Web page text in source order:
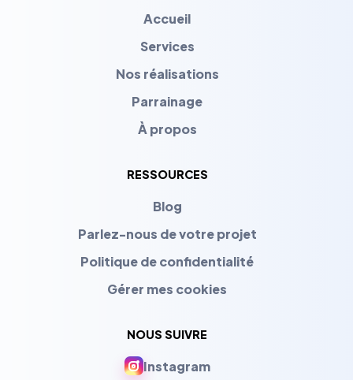
Accueil
Services
Nos réalisations
Parrainage
À propos
RESSOURCES
Blog
Parlez-nous de votre projet
Politique de confidentialité
Gérer mes cookies
NOUS SUIVRE
Instagram